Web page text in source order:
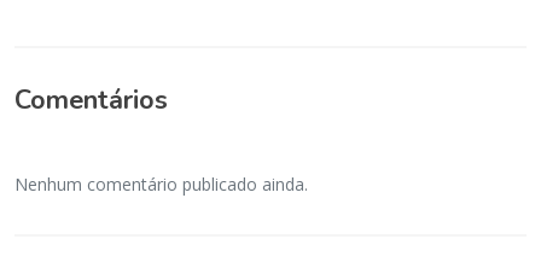
Comentários
Nenhum comentário publicado ainda.